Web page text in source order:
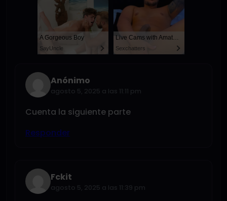
A Gorgeous Boy
SayUncle
Live Cams with Amateur Men
Sexchatters
Anónimo
agosto 5, 2025 a las 11:11 pm
Cuenta la siguiente parte
Responder
Fckit
agosto 5, 2025 a las 11:39 pm